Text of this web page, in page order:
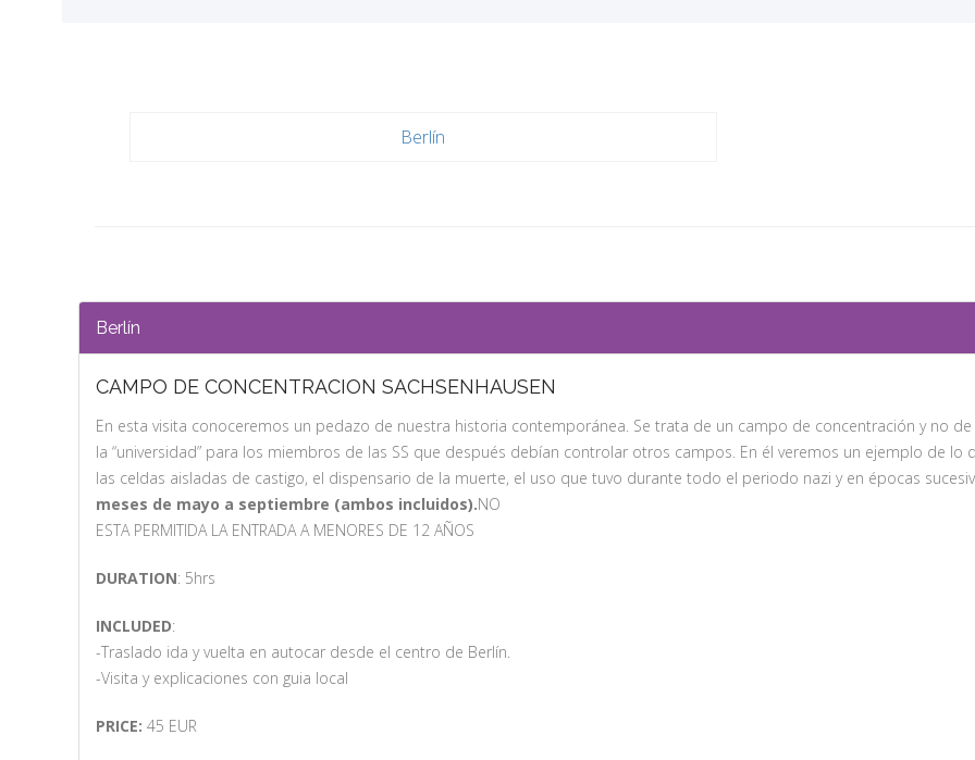
Berlín
Berlín
CAMPO DE CONCENTRACION SACHSENHAUSEN
En esta visita conoceremos un pedazo de nuestra historia contemporánea. Se trata de un campo de concentración y no
la “universidad” para los miembros de las SS que después debían controlar otros campos. En él veremos un ejemplo de
las celdas aisladas de castigo, el dispensario de la muerte, el uso que tuvo durante todo el periodo nazi y en épocas
meses de mayo a septiembre (ambos incluidos).NO
ESTA PERMITIDA LA ENTRADA A MENORES DE 12 AÑOS
DURATION: 5hrs
INCLUDED:
-Traslado ida y vuelta en autocar desde el centro de Berlín.
-Visita y explicaciones con guia local
PRICE: 45 EUR